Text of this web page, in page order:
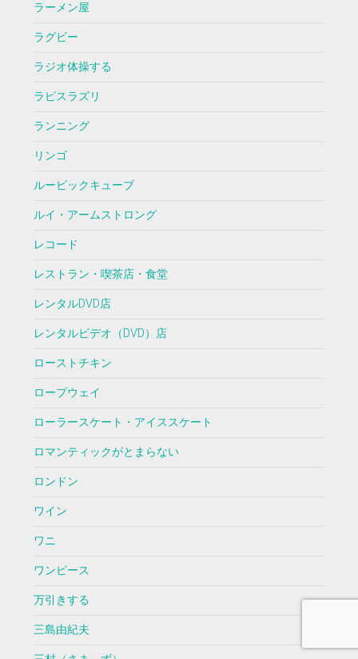
ラーメン屋
ラグビー
ラジオ体操する
ラピスラズリ
ランニング
リンゴ
ルービックキューブ
ルイ・アームストロング
レコード
レストラン・喫茶店・食堂
レンタルDVD店
レンタルビデオ（DVD）店
ローストチキン
ロープウェイ
ローラースケート・アイススケート
ロマンティックがとまらない
ロンドン
ワイン
ワニ
ワンピース
万引きする
三島由紀夫